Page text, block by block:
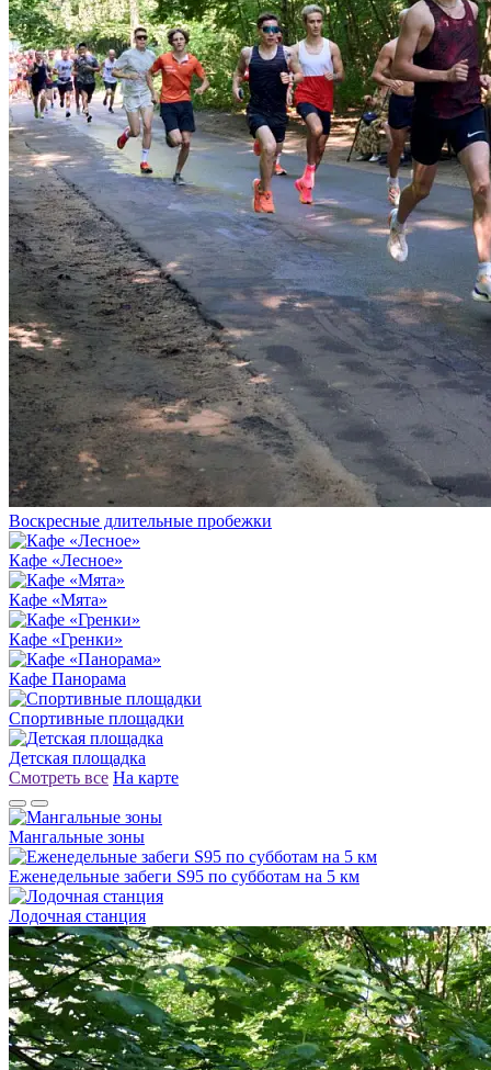
Воскресные длительные пробежки
Кафе «Лесное»
Кафе «Мята»
Кафе «Гренки»
Кафе Панорама
Спортивные площадки
Детская площадка
Смотреть все На карте
Мангальные зоны
Еженедельные забеги S95 по субботам на 5 км
Лодочная станция